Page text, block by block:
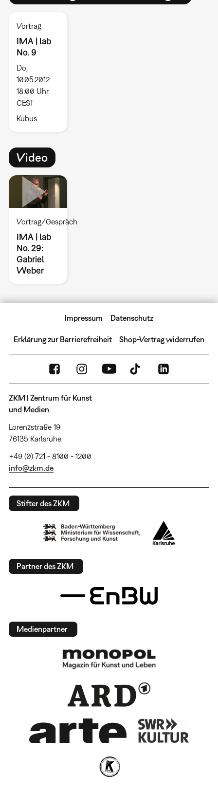
Vortrag
IMA | lab
No. 9
Do,
10.05.2012
18:00 Uhr
CEST
Kubus
Video
Vortrag/Gespräch
IMA | lab
No. 29:
Gabriel
Weber
Impressum Datenschutz
Erklärung zur Barrierefreiheit Shop-Vertrag widerrufen
ZKM | Zentrum für Kunst
und Medien
Lorenzstraße 19
76135 Karlsruhe
+49 (0) 721 - 8100 - 1200
info@zkm.de
Stifter des ZKM
Partner des ZKM
Medienpartner